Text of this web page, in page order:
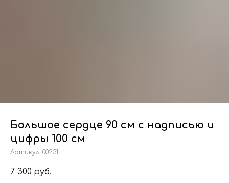
Большое сердце 90 см с надписью и
цифры 100 см
Артикул: 00231
7 300 руб.